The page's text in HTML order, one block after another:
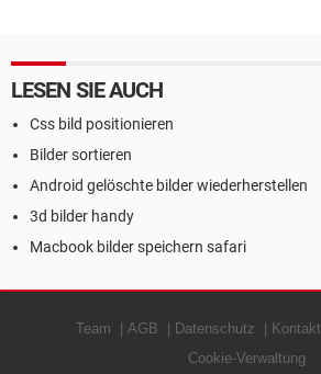
LESEN SIE AUCH
Css bild positionieren
Bilder sortieren
Android gelöschte bilder wiederherstellen
3d bilder handy
Macbook bilder speichern safari
Team AGB Datenschutz Kontakt
Cookie-Verwaltung